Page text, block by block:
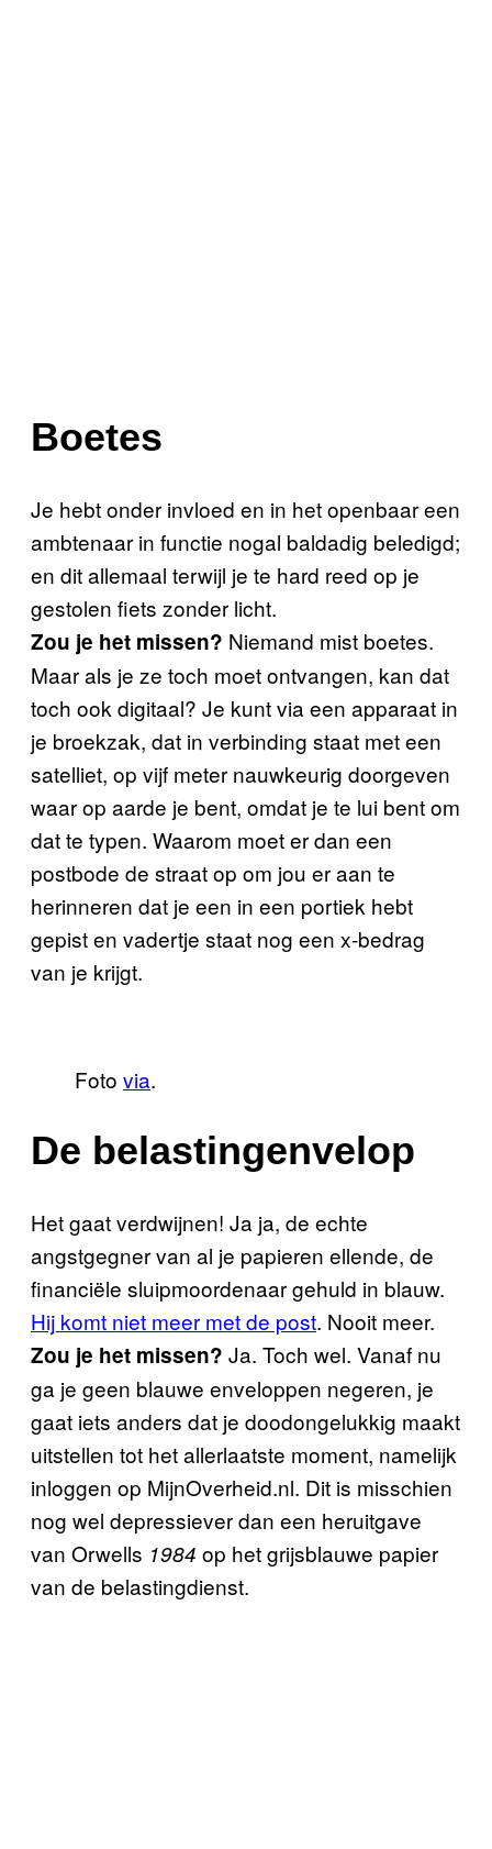
Boetes
Je hebt onder invloed en in het openbaar een
ambtenaar in functie nogal baldadig beledigd;
en dit allemaal terwijl je te hard reed op je
gestolen fiets zonder licht.
Zou je het missen? Niemand mist boetes.
Maar als je ze toch moet ontvangen, kan dat
toch ook digitaal? Je kunt via een apparaat in
je broekzak, dat in verbinding staat met een
satelliet, op vijf meter nauwkeurig doorgeven
waar op aarde je bent, omdat je te lui bent om
dat te typen. Waarom moet er dan een
postbode de straat op om jou er aan te
herinneren dat je een in een portiek hebt
gepist en vadertje staat nog een x-bedrag
van je krijgt.
Foto via.
De belastingenvelop
Het gaat verdwijnen! Ja ja, de echte
angstgegner van al je papieren ellende, de
financiële sluipmoordenaar gehuld in blauw.
Hij komt niet meer met de post. Nooit meer.
Zou je het missen? Ja. Toch wel. Vanaf nu
ga je geen blauwe enveloppen negeren, je
gaat iets anders dat je doodongelukkig maakt
uitstellen tot het allerlaatste moment, namelijk
inloggen op MijnOverheid.nl. Dit is misschien
nog wel depressiever dan een heruitgave
van Orwells 1984 op het grijsblauwe papier
van de belastingdienst.